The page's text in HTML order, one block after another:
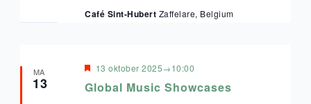
Café Sint-Hubert Zaffelare, Belgium
MA
13 Global Music Showcases
Uitgelicht
13 oktober 2025→10:00